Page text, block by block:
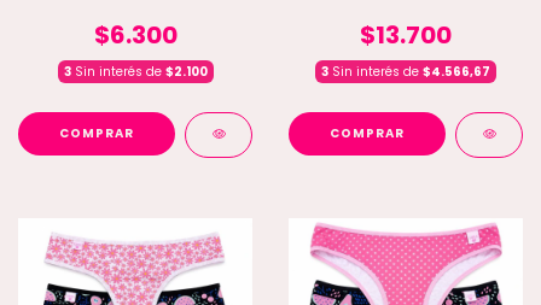
$6.300
3Sin interés de $2.100
COMPRAR
$13.700
3 Sin interés de $4.566,67
COMPRAR